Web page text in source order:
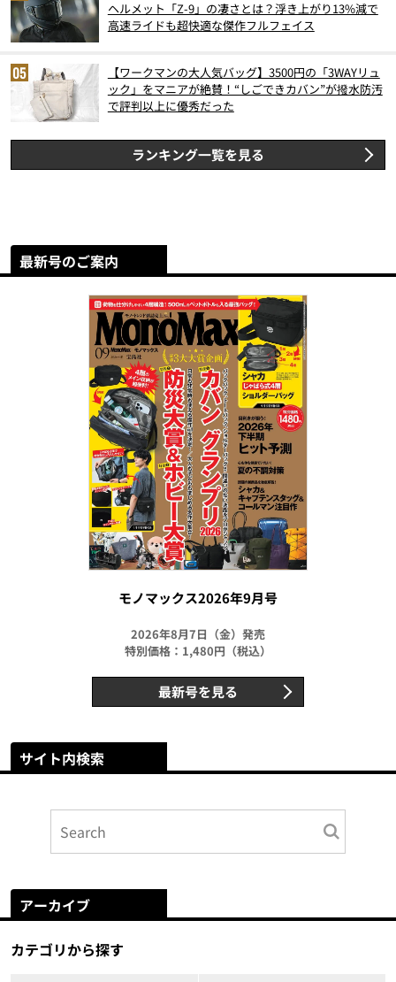
ヘルメット「Z-9」の凄さとは？浮き上がり13%減で
高速ライドも超快適な傑作フルフェイス
【ワークマンの大人気バッグ】3500円の「3WAYリュ
ック」をマニアが絶賛！“しごできカバン”が撥水防汚
で評判以上に優秀だった
ランキング一覧を見る
最新号のご案内
モノマックス2026年9月号
2026年8月7日（金）発売
特別価格：1,480円（税込）
最新号を見る
サイト内検索
アーカイブ
カテゴリから探す